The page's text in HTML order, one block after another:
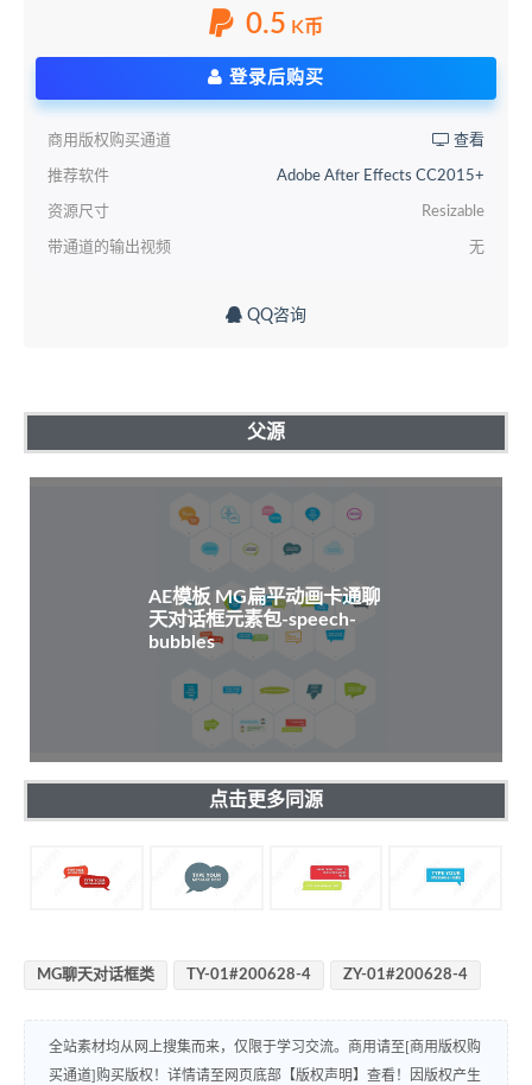
0.5 K币
登录后购买
商用版权购买通道 查看
推荐软件 Adobe After Effects CC2015+
资源尺寸 Resizable
带通道的输出视频 无
QQ咨询
父源
AE模板 MG扁平动画卡通聊
天对话框元素包-speech-
bubbles
点击更多同源
MG聊天对话框类 TY-01#200628-4 ZY-01#200628-4
全站素材均从网上搜集而来，仅限于学习交流。商用请至[商用版权购
买通道]购买版权！详情请至网页底部【版权声明】查看！因版权产生